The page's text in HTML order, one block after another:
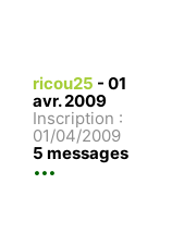
ricou25 - 01
avr. 2009
Inscription :
01/04/2009
5 messages